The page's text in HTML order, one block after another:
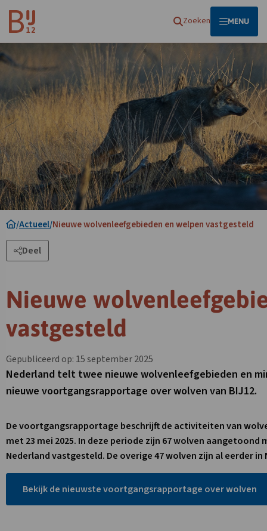
Homepagina Zoeken OPEN
MENU
/Actueel/Nieuwe wolvenleefgebieden en welpen vastgesteld
Deel
Nieuwe
vastgesteld
Gepubliceerd op: 15 september 2025
Nederland telt twee nieuwe wolvenleefgebieden en
nieuwe voortgangsrapportage over wolven van BIJ12.
De voortgangsrapportage beschrijft de activiteiten van
met 23 mei 2025. In deze periode zijn 67 wolven aangetoond
Nederland vastgesteld. De overige 47 wolven zijn al eerder
Bekijk de nieuwste voortgangsrapportage over wolven